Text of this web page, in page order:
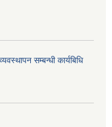
सम्बन्धी कार्यबिधि